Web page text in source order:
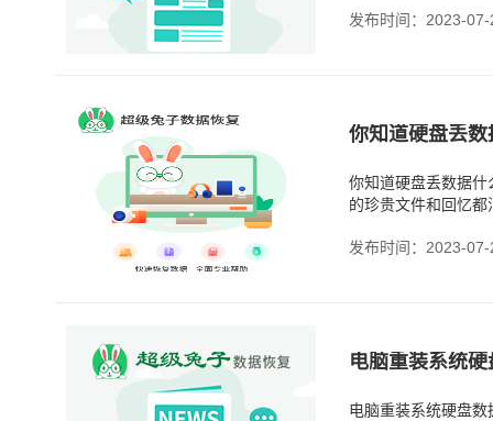
发布时间：2023-07-
你知道硬盘丢
你知道硬盘丢数据
的珍贵文件和回忆
发布时间：2023-07-
电脑重装系统
电脑重装系统硬盘